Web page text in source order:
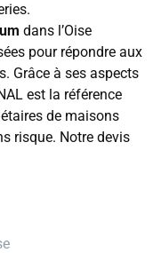
dans l’Oise
pour répondre aux
Grâce à ses aspects
est la référence
de maisons
risque. Notre devis